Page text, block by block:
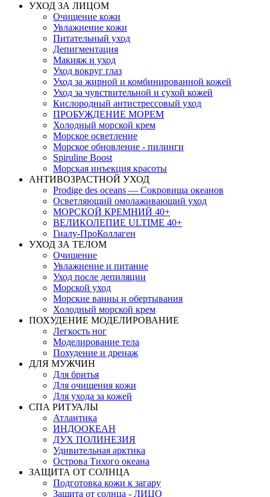
УХОД ЗА ЛИЦОМ
Очищение кожи
Увлажнение кожи
Питательный уход
Депигментация
Макияж и уход
Уход вокруг глаз
Уход за жирной и комбинированной кожей
Уход за чувствительной и сухой кожей
Кислородный антистрессовый уход
ПРОБУЖДЕНИЕ МОРЕМ
Холодный морской крем
Морское осветление
Морское обновление - пилинги
Spiruline Boost
Морская инъекция красоты
АНТИВОЗРАСТНОЙ УХОД
Prodige des oceans — Сокровища океанов
Осветляющий омолаживающий уход
МОРСКОЙ КРЕМНИЙ 40+
ВЕЛИКОЛЕПИЕ ULTIME 40+
Гиалу-ПроКоллаген
УХОД ЗА ТЕЛОМ
Очищение
Увлажнение и питание
Уход после депиляции
Морской уход
Морские ванны и обертывания
Холодный морской крем
ПОХУДЕНИЕ МОДЕЛИРОВАНИЕ
Легкость ног
Моделирование тела
Похудение и дренаж
ДЛЯ МУЖЧИН
Для бритья
Для очищения кожи
Для ухода за кожей
СПА РИТУАЛЫ
Атлантика
ИНДООКЕАН
ДУХ ПОЛИНЕЗИЯ
Удивительная арктика
Острова Тихого океана
ЗАЩИТА ОТ СОЛНЦА
Подготовка кожи к загару
Защита от солнца - ЛИЦО